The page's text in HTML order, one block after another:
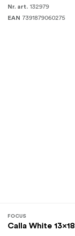
Nr. art. 132979
EAN 7391879060275
FOCUS
Calla White 13x18